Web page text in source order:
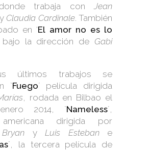
trabaja con
Jean
y Claudia Cardinale. También
en ‘El amor no es lo
bajo la dirección de Gabi
últimos trabajos se
`Fuego´ película dirigida
, rodada en Bilbao el
2014, `Nameless´,
dirigida por
yLuis Estebane
´, la tercera película de